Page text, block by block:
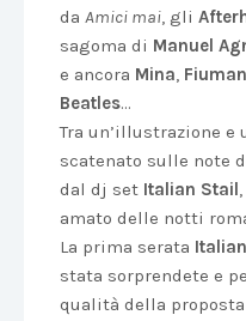
da Amici mai, gli
sagoma di Manuel
e ancora Mina,
Beatles…
Tra un’illustrazione e
scatenato sulle note
dal dj set Italian Stail
amato delle notti
La prima serata
stata sorprendete e
qualità della proposta